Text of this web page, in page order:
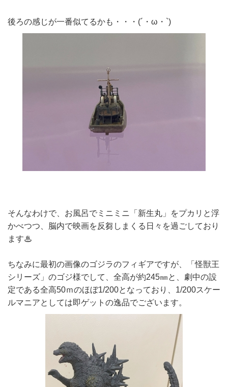
後ろの感じが一番似てるかも・・・(´・ω・`)
そんなわけで、お風呂でミニミニ「新生丸」をプカリと浮
かべつつ、脳内で映画を反芻しまくる日々を過ごしており
ます♨
ちなみに最初の画像のゴジラのフィギアですが、「怪獣王
シリーズ」のゴジ様でして、全高が約245㎜と、劇中の設
定である全高50ｍのほぼ1/200となっており、1/200スケー
ルマニアとしては即ゲットの逸品でございます。